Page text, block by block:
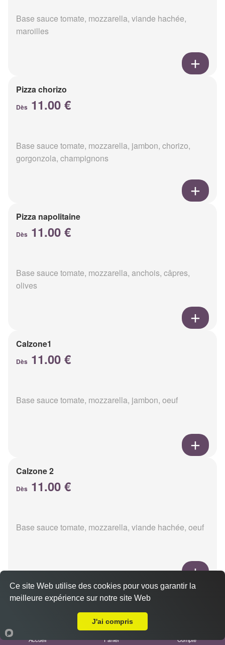
Base sauce tomate, mozzarella, viande hachée,
maroilles
Pizza chorizo
Dès 11.00 €
Base sauce tomate, mozzarella, jambon, chorizo,
gorgonzola, champignons
Pizza napolitaine
Dès 11.00 €
Base sauce tomate, mozzarella, anchois, câpres,
olives
Calzone1
Dès 11.00 €
Base sauce tomate, mozzarella, jambon, oeuf
Calzone 2
Dès 11.00 €
Base sauce tomate, mozzarella, viande hachée, oeuf
Calzon 3
Accueil Panier Compte
Ce site Web utilise des cookies pour vous garantir la
meilleure expérience sur notre site Web
J'ai compris